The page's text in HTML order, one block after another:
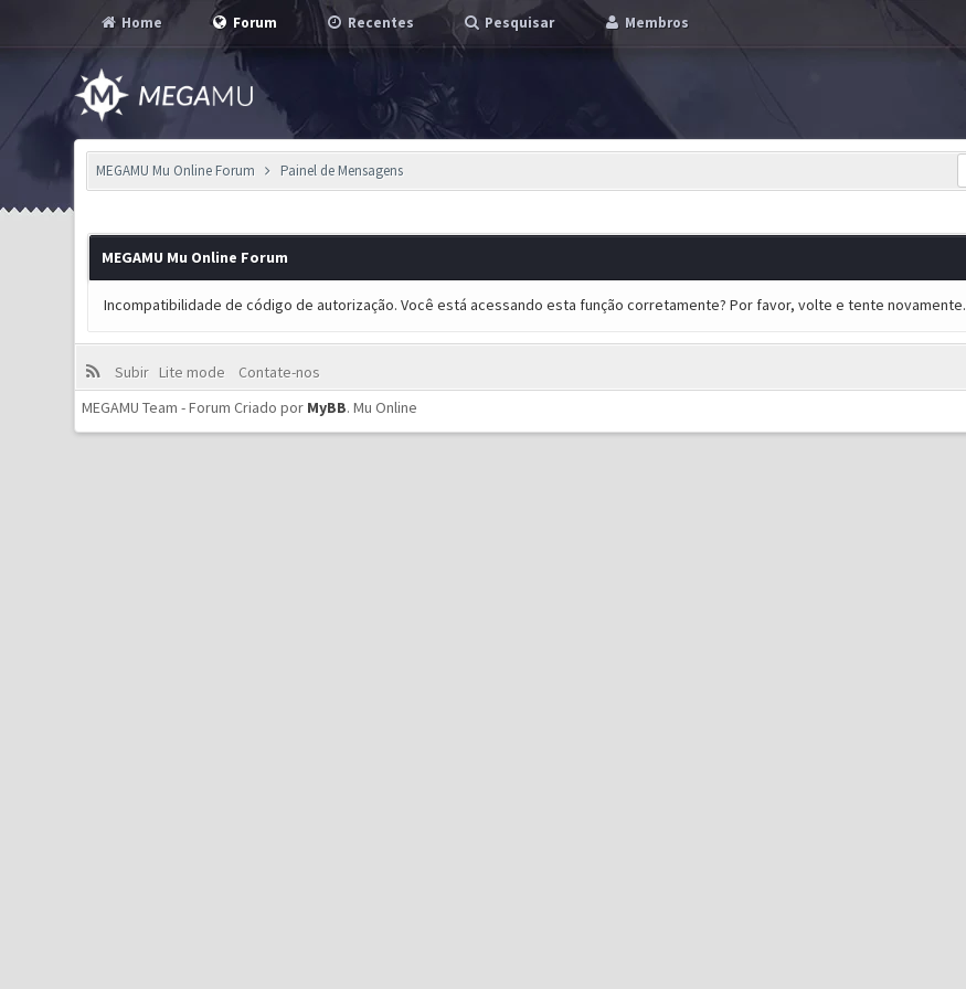
Home Forum Recentes Pesquisar Membros
MEGAMU Mu Online Forum Painel de Mensagens
MEGAMU Mu Online Forum
Incompatibilidade de código de autorização. Você está acessando esta função corretamente? Por favor, volte e tente novamente.
Subir Lite mode
Contate-nos
MEGAMU Team - Forum Criado por MyBB.Mu Online